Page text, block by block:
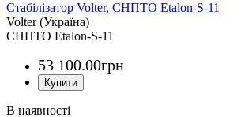
Стабілізатор Volter, СНПТО Etalon-S-11
Volter (Україна)
СНПТО Etalon-S-11
53 100.00грн